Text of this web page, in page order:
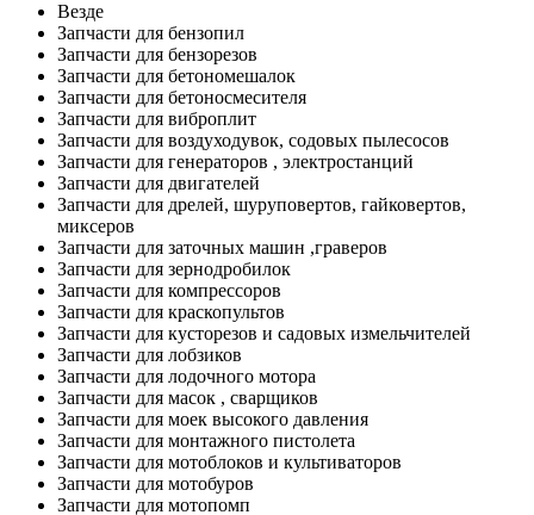
Везде
Запчасти для бензопил
Запчасти для бензорезов
Запчасти для бетономешалок
Запчасти для бетоносмесителя
Запчасти для виброплит
Запчасти для воздуходувок, содовых пылесосов
Запчасти для генераторов , электростанций
Запчасти для двигателей
Запчасти для дрелей, шуруповертов, гайковертов,
миксеров
Запчасти для заточных машин ,граверов
Запчасти для зернодробилок
Запчасти для компрессоров
Запчасти для краскопультов
Запчасти для кусторезов и садовых измельчителей
Запчасти для лобзиков
Запчасти для лодочного мотора
Запчасти для масок , сварщиков
Запчасти для моек высокого давления
Запчасти для монтажного пистолета
Запчасти для мотоблоков и культиваторов
Запчасти для мотобуров
Запчасти для мотопомп